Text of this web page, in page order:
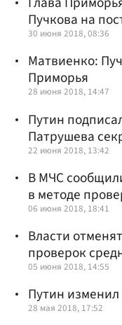
Пучкова на
30 июня 2018, 08:36
Матвиенко:
Приморья
28 июня 2018, 14:47
Путин
Патрушева
22 июня 2018, 13:42
В МЧС
в методе
06 июня 2018, 18:41
Власти
проверок
05 июня 2018, 14:55
Путин изменил
28 мая 2018, 17:52